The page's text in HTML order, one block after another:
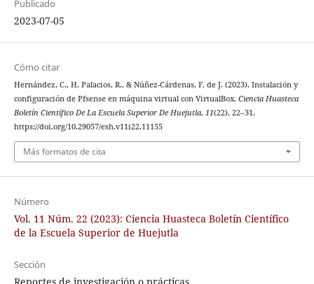
Publicado
2023-07-05
Cómo citar
Hernández, C., H. Palacios, R., & Núñez-Cárdenas, F. de J. (2023). Instalación y
configuración de Pfsense en máquina virtual con VirtualBox. Ciencia Huasteca
Boletín Científico De La Escuela Superior De Huejutla, 11(22), 22–31.
https://doi.org/10.29057/esh.v11i22.11155
Más formatos de cita
Número
Vol. 11 Núm. 22 (2023): Ciencia Huasteca Boletín Científico
de la Escuela Superior de Huejutla
Sección